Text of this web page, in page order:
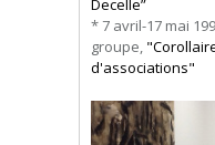
Decelle”
* 7 avril-17 mai
groupe,
d'associations"